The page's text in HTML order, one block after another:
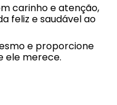
carinho e atenção,
feliz e saudável ao
e proporcione
ele merece.